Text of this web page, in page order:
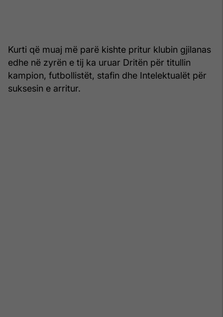
Kurti që muaj më parë kishte pritur klubin gjilanas
edhe në zyrën e tij ka uruar Dritën për titullin
kampion, futbollistët, stafin dhe Intelektualët për
suksesin e arritur.